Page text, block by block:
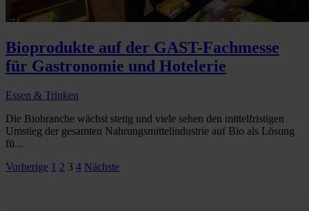
Bioprodukte auf der GAST-Fachmesse
für Gastronomie und Hotelerie
Essen & Trinken
Die Biobranche wächst stetig und viele sehen den mittelfristigen
Umstieg der gesamten Nahrungsmittelindustrie auf Bio als Lösung
fü...
Seitennummerierung
Vorherige 1 2 3 4 Nächste